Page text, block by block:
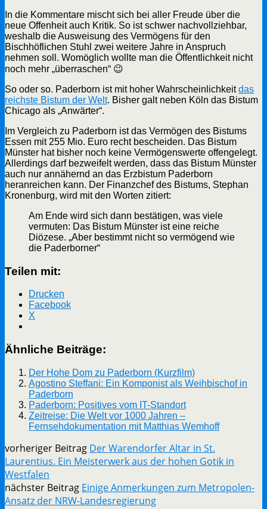
In die Kommentare mischt sich bei aller Freude über die
neue Offenheit auch Kritik. So ist schwer nachvollziehbar,
weshalb die Ausweisung des Vermögens für den
Bischhöflichen Stuhl zwei weitere Jahre in Anspruch
nehmen soll. Womöglich wollte man die Öffentlichkeit nicht
noch mehr „überraschen“ 😉
So oder so. Paderborn ist mit hoher Wahrscheinlichkeitdas
reichste Bistum der Welt. Bisher galt neben Köln das Bistum
Chicago als „Anwärter“.
Im Vergleich zu Paderborn ist das Vermögen des Bistums
Essen mit 255 Mio. Euro recht bescheiden. Das Bistum
Münster hat bisher noch keine Vermögenswerte offengelegt.
Allerdings darf bezweifelt werden, dass das Bistum Münster
auch nur annähernd an das Erzbistum Paderborn
heranreichen kann. Der Finanzchef des Bistums, Stephan
Kronenburg, wird mit den Worten zitiert:
Am Ende wird sich dann bestätigen, was viele
vermuten: Das Bistum Münster ist eine reiche
Diözese. „Aber bestimmt nicht so vermögend wie
die Paderborner“
Teilen mit:
Drucken
Facebook
X
Ähnliche Beiträge:
Der Hohe Dom zu Paderborn (Kurzfilm)
Agostino Steffani: Ein Komponist als Weihbischof in
Paderborn
Paderborn: Positives vom IT-Standort
Zeitreise: Die Welt vor 1000 Jahren –
Fernsehdokumentation mit Matthias Wemhoff
vorheriger Beitrag Der Warendorfer Altar in St.
Laurentius. Ein Meisterwerk aus der hohen Gotik in
Westfalen
nächster Beitrag Einige Anmerkungen zum Metropolen-
Ansatz der NRW-Landesregierung